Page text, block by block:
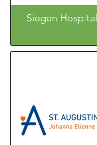
Siegen Hospital